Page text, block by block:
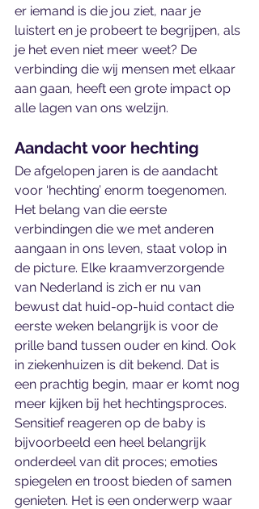
er iemand is die jou ziet, naar je
luistert en je probeert te begrijpen, als
je het even niet meer weet? De
verbinding die wij mensen met elkaar
aan gaan, heeft een grote impact op
alle lagen van ons welzijn.
Aandacht voor hechting
De afgelopen jaren is de aandacht
voor ‘hechting’ enorm toegenomen.
Het belang van die eerste
verbindingen die we met anderen
aangaan in ons leven, staat volop in
de picture. Elke kraamverzorgende
van Nederland is zich er nu van
bewust dat huid-op-huid contact die
eerste weken belangrijk is voor de
prille band tussen ouder en kind. Ook
in ziekenhuizen is dit bekend. Dat is
een prachtig begin, maar er komt nog
meer kijken bij het hechtingsproces.
Sensitief reageren op de baby is
bijvoorbeeld een heel belangrijk
onderdeel van dit proces; emoties
spiegelen en troost bieden of samen
genieten. Het is een onderwerp waar